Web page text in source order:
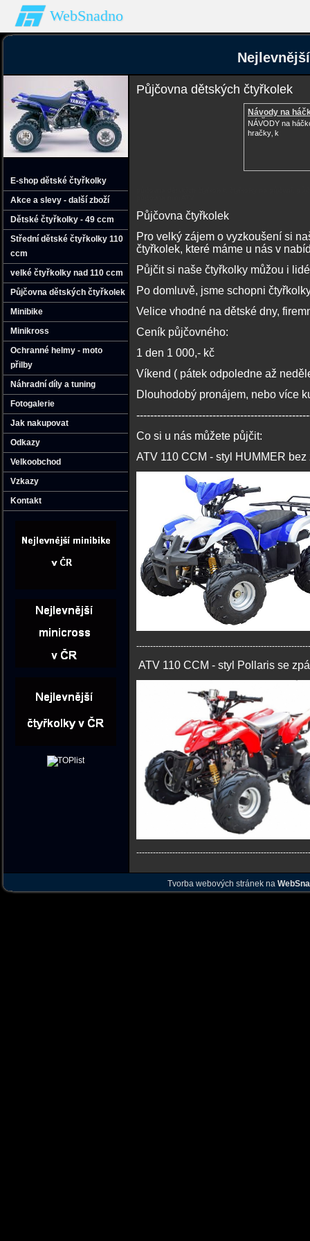
WebSnadno
E-shop dětské čtyřkolky
Akce a slevy - další zboží
Dětské čtyřkolky - 49 ccm
Střední dětské čtyřkolky 110
ccm
velké čtyřkolky nad 110 ccm
Půjčovna dětských čtyřkolek
Minibike
Minikross
Ochranné helmy - moto
přilby
Náhradní díly a tuning
Fotogalerie
Jak nakupovat
Odkazy
Velkoobchod
Vzkazy
Kontakt
Půjčovna dětských čtyřkolek
Návody na
hračk
NÁVODY na
hračky‚ k
Půjčovna čtyřkolek
Pro velký zájem o vyzkoušení si
čtyřkolek, které máme u nás v
Půjčit si naše čtyřkolky můžou i
Po domluvě, jsme schopni
Velice vhodné na dětské dny,
Ceník půjčovného:
1 den 1 000,- kč
Víkend ( pátek odpoledne až
Dlouhodobý pronájem, nebo více
Co si u nás můžete půjčit:
ATV 110 CCM - styl HUMMER bez
ATV 110 CCM - styl Pollaris se
Tvorba webových stránek na